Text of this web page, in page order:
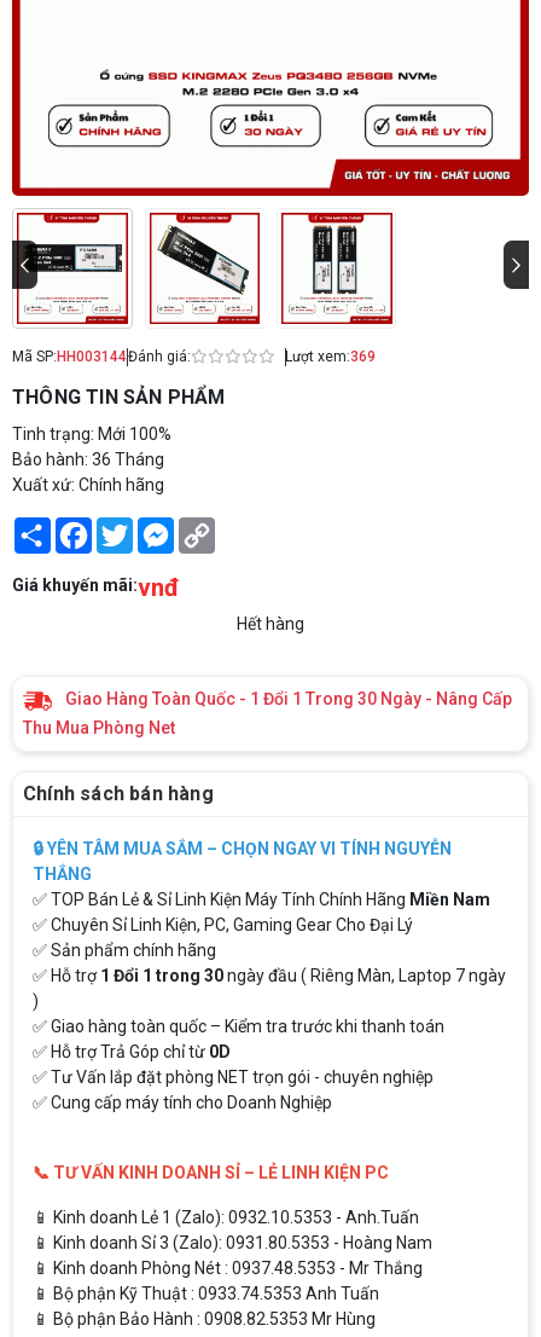
Mã SP: HH003144Đánh giá: Lượt xem:369
THÔNG TIN SẢN PHẨM
Tinh trạng: Mới 100%
Bảo hành: 36 Tháng
Xuất xứ: Chính hãng
Share Facebook
TwitterMessenger
Giá khuyến mãi:vnđ
Hết hàng
Giao Hàng Toàn Quốc - 1 Đổi 1 Trong 30 Ngày - Nâng Cấp
Thu Mua Phòng Net
Chính sách bán hàng
🔒 YÊN TÂM MUA SẮM – CHỌN NGAY VI TÍNH NGUYỄN
THẮNG
✅ TOP Bán Lẻ & Sỉ Linh Kiện Máy Tính Chính Hãng Miền Nam
✅ Chuyên Sỉ Linh Kiện, PC, Gaming Gear Cho Đại Lý
✅ Sản phẩm chính hãng
✅ Hỗ trợ1 Đổi 1 trong 30ngày đầu ( Riêng Màn, Laptop 7 ngày
)
✅ Giao hàng toàn quốc – Kiểm tra trước khi thanh toán
✅ Hỗ trợ Trả Góp chỉ từ 0D
✅ Tư Vấn lắp đặt phòng NET trọn gói - chuyên nghiệp
✅ Cung cấp máy tính cho Doanh Nghiệp
📞 TƯ VẤN KINH DOANH SỈ – LẺ LINH KIỆN PC
📱 Kinh doanh Lẻ 1 (Zalo): 0932.10.5353 - Anh.Tuấn
📱 Kinh doanh Sỉ 3 (Zalo): 0931.80.5353 - Hoàng Nam
📱 Kinh doanh Phòng Nét : 0937.48.5353 - Mr Thắng
📱 Bộ phận Kỹ Thuật : 0933.74.5353 Anh Tuấn
📱 Bộ phận Bảo Hành : 0908.82.5353 Mr Hùng